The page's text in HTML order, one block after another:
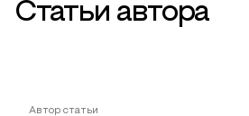
Статьи автора
Автор статьи